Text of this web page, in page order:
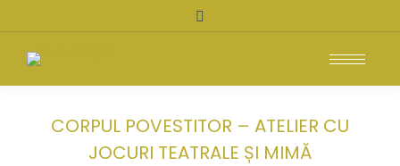
Search:
CORPUL POVESTITOR – ATELIER CU
JOCURI TEATRALE ȘI MIMĂ